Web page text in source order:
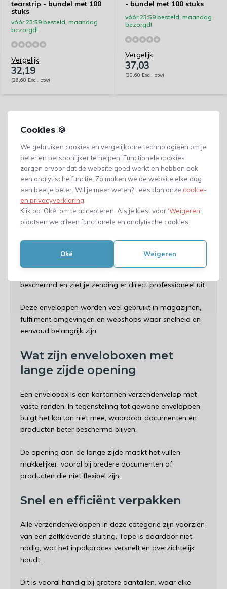
Cookies 🍪
We gebruiken cookies en vergelijkbare technologieën om je
beter en persoonlijker te helpen. Functionele cookies
zorgen ervoor dat de website goed werkt en hebben ook
een analytische functie. Zo maken we de website elke dag
een beetje beter. Wil je meer weten? Lees dan onze cookie-
en privacyverklaring
Klik op ‘Oké’ om te accepteren. Als je kiest voor ‘Weigeren’,
plaatsen we alleen functionele en analytische cookies.
Oké Weigeren
tearstrip - bundel met 100
stuks
vóór 23:59 besteld, maandag
bezorgd!
Vergelijk
32,19
(26,60 Excl. btw)
- bundel met 100 stuks
vóór 23:59 besteld, maandag
bezorgd!
Vergelijk
37,03
(30,60 Excl. btw)
ook wel enveloboxen genoemd, zijn ideaal voor het
beschermd en ziet je zending er direct professioneel uit.
Deze enveloppen worden veel gebruikt in magazijnen,
fulfilment omgevingen en webshops waar snelheid en
eenvoud belangrijk zijn.
Wat zijn enveloboxen met
lange zijde opening
Een envelobox is een kartonnen verzendenvelop met
vaste randen. In tegenstelling tot gewone enveloppen
buigt het karton niet mee, waardoor documenten en
producten beter beschermd blijven.
De opening aan de lange zijde maakt het vullen
makkelijker, vooral bij bredere documenten of
producten die niet flexibel zijn.
Snel en efficiënt verpakken
Alle verzendenveloppen in deze categorie zijn voorzien
van een zelfklevende sluiting. Tape is daardoor niet
nodig, wat het inpakproces versnelt en overzichtelijk
houdt.
Dit is vooral handig bij grotere aantallen, waar elke